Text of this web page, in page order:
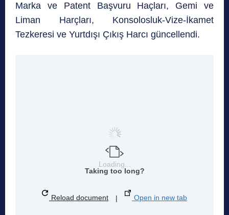
Marka ve Patent Başvuru Haçları, Gemi ve
Liman Harçları, Konsolosluk-Vize-İkamet
Tezkeresi ve Yurtdışı Çıkış Harcı güncellendi.
Loading...
Taking too long?
Reload document | Open in new tab